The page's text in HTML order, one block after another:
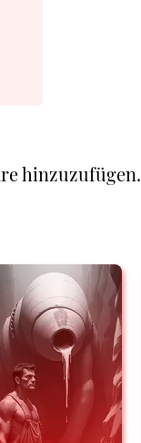
hinzuzufügen.